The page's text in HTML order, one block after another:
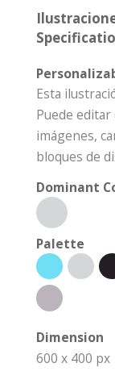
Esta
Puede
imágenes,
bloques de
Dominant
Palette
Dimension
600 x 400 px